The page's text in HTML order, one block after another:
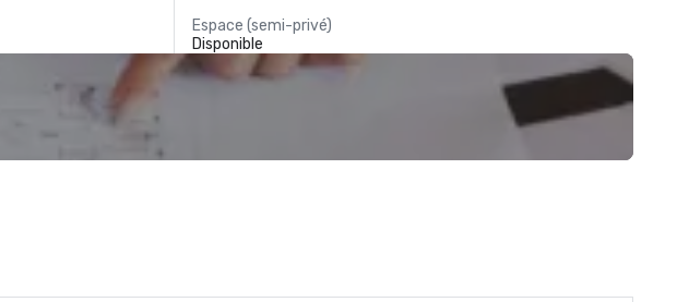
Espace (semi-privé)
Disponible